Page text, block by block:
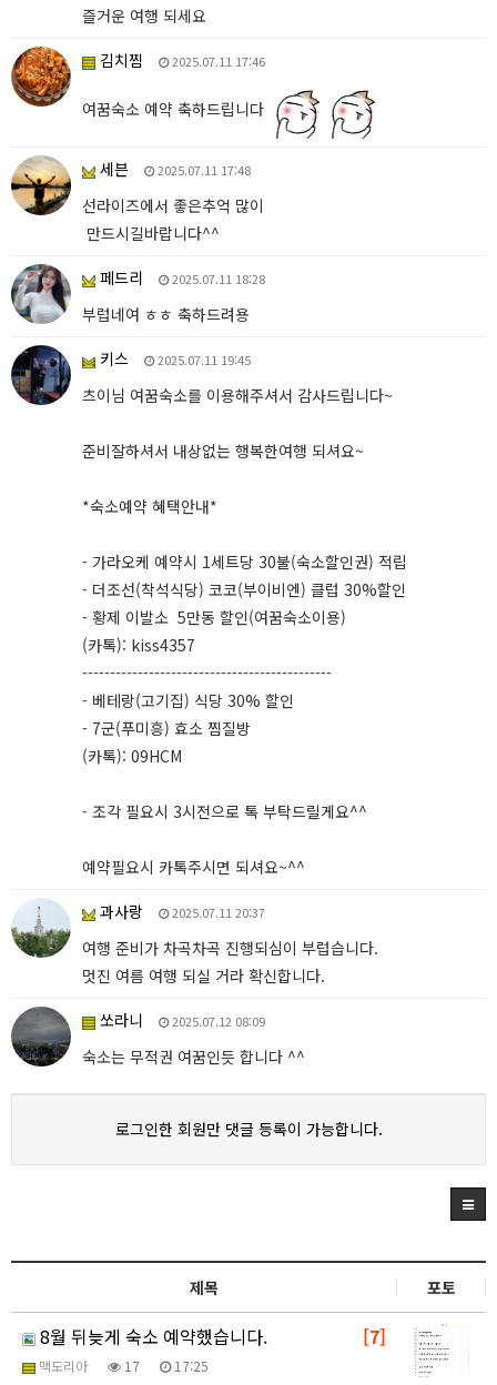
즐거운 여행 되세요
김치찜
2025.07.11 17:46
여꿈숙소 예약 축하드립니다
세븐 2025.07.11 17:48
선라이즈에서 좋은추억 많이
만드시길바랍니다^^
페드리
2025.07.11 18:28
부럽네여 ㅎㅎ 축하드려용
키스
2025.07.11 19:45
츠이님 여꿈숙소를 이용해주셔서 감사드립니다~
준비잘하셔서 내상없는 행복한여행 되셔요~
*숙소예약 혜택안내*
- 가라오케 예약시 1세트당 30불(숙소할인권) 적립
- 더조선(착석식당) 코코(부이비엔) 클럽 30%할인
- 황제 이발소 5만동 할인(여꿈숙소이용)
(카톡): kiss4357
---------------------------------------------
- 베테랑(고기집) 식당 30% 할인
- 7군(푸미흥) 효소 찜질방
(카톡): 09HCM
- 조각 필요시 3시전으로 톡 부탁드릴게요^^
예약필요시 카톡주시면 되셔요~^^
과사랑
2025.07.11 20:37
여행 준비가 차곡차곡 진행되심이 부럽습니다.
멋진 여름 여행 되실 거라 확신합니다.
쏘라니
2025.07.12 08:09
숙소는 무적권 여꿈인듯 합니다 ^^
로그인한 회원만 댓글 등록이 가능합니다.
제목 포토
[7]
8월 뒤늦게 숙소 예약했습니다.
맥도리아 17 17:25